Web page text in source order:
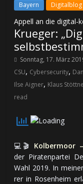
Bayern Digitalblog
Appell an die digital-
Krueger:
Sonntag, 17. März
CSU, Cybersecurity,
Ilse Aigner, Klaus
read
💻🎬 Kolbermoor
der Piraten­par­tei
Wahl 2019. In
rer in Rosenheim